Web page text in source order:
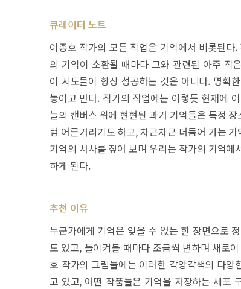
큐레이터 노트
이종호 작가의 모든 작업은 기억에서 비롯된
의 기억이 소환될 때마다 그와 관련된 아주 작
이 시도들이 항상 성공하는 것은 아니다. 명확
놓이고 만다. 작가의 작업에는 이렇듯 현재에
늘의 캔버스 위에 현현된 과거 기억들은 특정
럼 어른거리기도 하고, 차근차근 더듬어 가는
기억의 서사를 짚어 보며 우리는 작가의 기억
하게 된다.
추천 이유
누군가에게 기억은 잊을 수 없는 한 장면으로
도 있고, 돌이켜볼 때마다 조금씩 변하며 새로
호 작가의 그림들에는 이러한 각양각색의 다
고 있고, 어떤 작품들은 기억을 저장하는 세포